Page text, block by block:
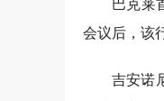
巴克莱
会议后，该
吉安诺